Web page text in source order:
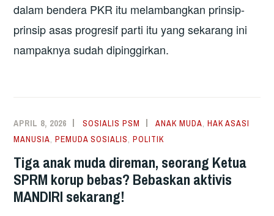
dalam bendera PKR itu melambangkan prinsip-
prinsip asas progresif parti itu yang sekarang ini
nampaknya sudah dipinggirkan.
APRIL 8, 2026 SOSIALIS PSM ANAK MUDA,HAK ASASI
MANUSIA,PEMUDA SOSIALIS,POLITIK
Tiga anak muda direman, seorang Ketua
SPRM korup bebas? Bebaskan aktivis
MANDIRI sekarang!